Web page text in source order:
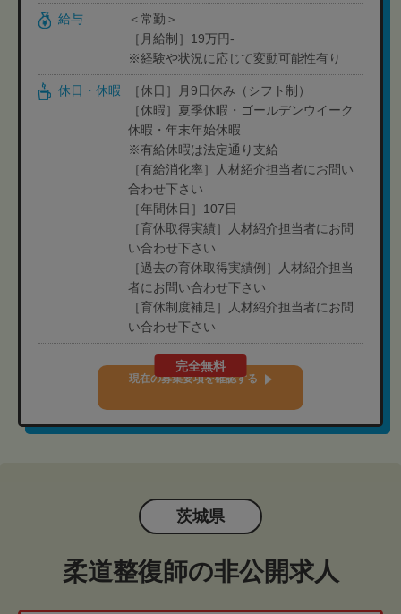
給与
＜常勤＞
［月給制］19万円-
※経験や状況に応じて変動可能性有り
休日・休暇
［休日］月9日休み（シフト制）
［休暇］夏季休暇・ゴールデンウイーク
休暇・年末年始休暇
※有給休暇は法定通り支給
［有給消化率］人材紹介担当者にお問い
合わせ下さい
［年間休日］107日
［育休取得実績］人材紹介担当者にお問
い合わせ下さい
［過去の育休取得実績例］人材紹介担当
者にお問い合わせ下さい
［育休制度補足］人材紹介担当者にお問
い合わせ下さい
完全無料
現在の募集要項を確認する
茨城県
柔道整復師の非公開求人